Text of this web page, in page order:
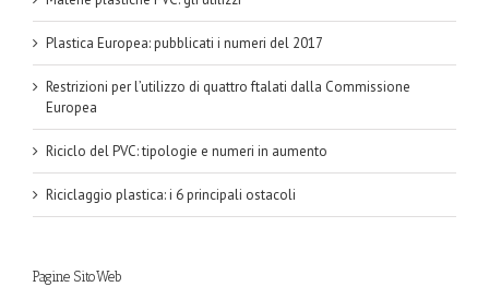
Plastica Europea: pubblicati i numeri del 2017
Restrizioni per l’utilizzo di quattro ftalati dalla Commissione
Europea
Riciclo del PVC: tipologie e numeri in aumento
Riciclaggio plastica: i 6 principali ostacoli
Pagine SitoWeb